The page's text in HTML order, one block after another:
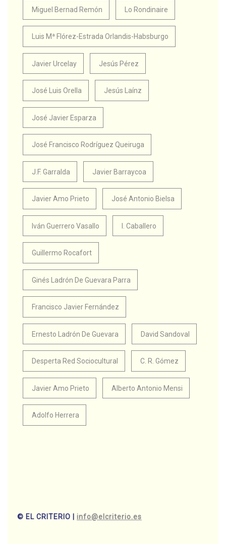
Miguel Bernad Remón Lo Rondinaire
Luis Mª Flórez-Estrada Orlandis-Habsburgo
Javier Urcelay Jesús Pérez
José Luis Orella Jesús Laínz
José Javier Esparza
José Francisco Rodríguez Queiruga
J.F. Garralda Javier Barraycoa
Javier Amo Prieto José Antonio Bielsa
Iván Guerrero Vasallo I. Caballero
Guillermo Rocafort
Ginés Ladrón De Guevara Parra
Francisco Javier Fernández
Ernesto Ladrón De Guevara David Sandoval
Desperta Red Sociocultural C. R. Gómez
Javier Amo Prieto Alberto Antonio Mensi
Adolfo Herrera
© EL CRITERIO | info@elcriterio.es